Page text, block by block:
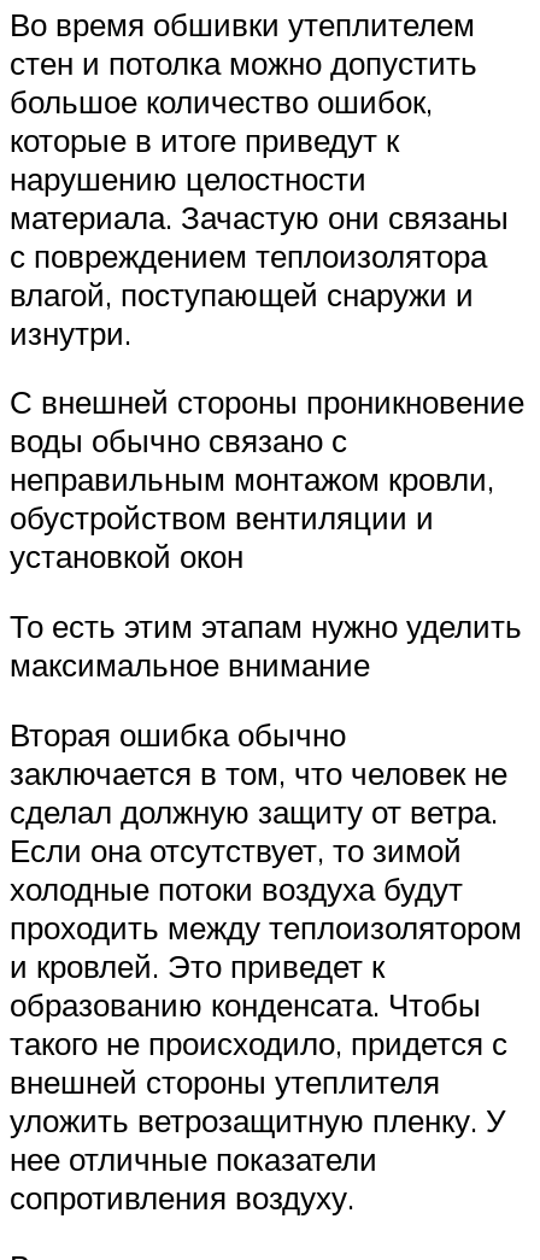
Во время обшивки утеплителем
стен и потолка можно допустить
большое количество ошибок,
которые в итоге приведут к
нарушению целостности
материала. Зачастую они связаны
с повреждением теплоизолятора
влагой, поступающей снаружи и
изнутри.
С внешней стороны проникновение
воды обычно связано с
неправильным монтажом кровли,
обустройством вентиляции и
установкой окон
То есть этим этапам нужно уделить
максимальное внимание
Вторая ошибка обычно
заключается в том, что человек не
сделал должную защиту от ветра.
Если она отсутствует, то зимой
холодные потоки воздуха будут
проходить между теплоизолятором
и кровлей. Это приведет к
образованию конденсата. Чтобы
такого не происходило, придется с
внешней стороны утеплителя
уложить ветрозащитную пленку. У
нее отличные показатели
сопротивления воздуху.